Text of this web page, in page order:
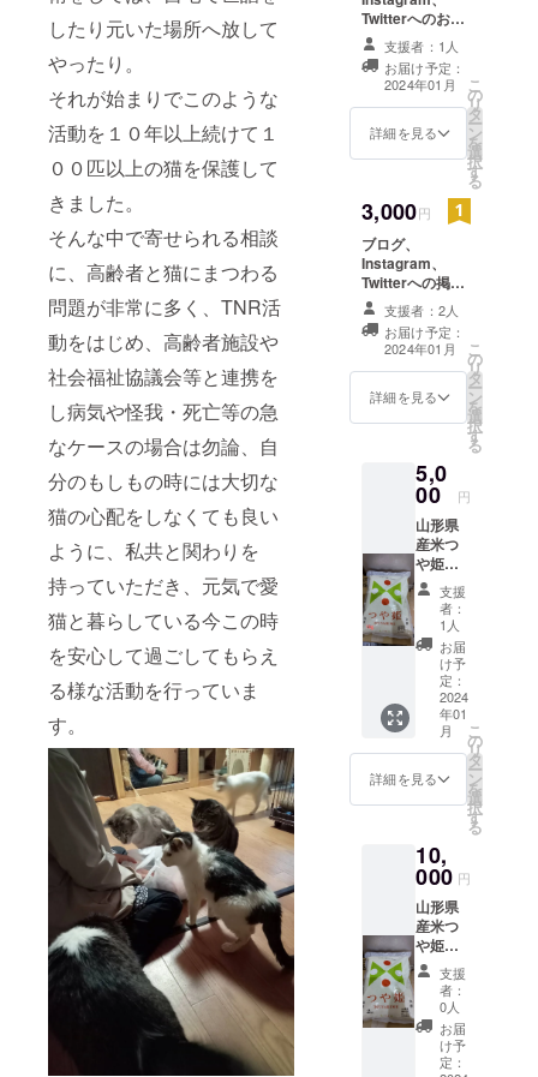
したり元いた場所へ放して
やったり。
それが始まりでこのような
活動を１０年以上続けて１
００匹以上の猫を保護して
きました。
そんな中で寄せられる相談
に、高齢者と猫にまつわる
問題が非常に多く、TNR活
動をはじめ、高齢者施設や
社会福祉協議会等と連携を
し病気や怪我・死亡等の急
なケースの場合は勿論、自
分のもしもの時には大切な
猫の心配をしなくても良い
ように、私共と関わりを
持っていただき、元気で愛
猫と暮らしている今この時
を安心して過ごしてもらえ
る様な活動を行っていま
す。
Twitterへのお礼
掲載 お礼のメッ
セージをお送り
いたします
※SNS掲載期
間 SNSが存続
する限り ※支援
記入下さい ご記
入のない場合は
イニシャルにて
掲載させていた
だきます
支援者：1人
お届け予定：
2024年01月
詳細を見る
こ
の
リ
タ
ー
ン
を
選
択
す
る
3,000円
ブログ、
Instagram、
Twitterへの掲載
お礼のメッセー
ジ、手紙をお送
りいたします
※SNS掲載期
間 SNSが存続
する限り ※支援
記入下さい ご記
入のない場合は
イニシャルにて
掲載させていた
だきます
支援者：2人
お届け予定：
2024年01月
詳細を見る
こ
の
リ
タ
ー
ン
を
選
択
す
る
5,0
00 円
山形県
産米つ
や姫
１キロ
（新
米） ブ
ログ、
Instagr
am、
Twitter
への掲
載 お礼
のメッ
セー
ジ、手
紙をお
たしま
す
※SNS掲
載期
間
SNSが
存続す
る限り
※支援
時、必
ず備考
欄に掲
支援
者：
1人
お届
け予
定：
2024
年01
月
詳細を見る
こ
の
リ
タ
ー
ン
を
選
択
す
る
10,
000 円
山形県
産米つ
や姫
２キロ
（新
米） ブ
ログ、
Instagr
am、
支援
者：
0人
お届
け予
定：